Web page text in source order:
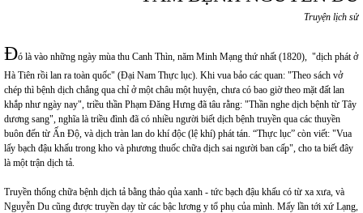
Truyện lịch sử
Đó là vào những ngày mùa thu Canh Thìn, năm Minh Mạng thứ nhất (1820), "dịch phát ở
Hà Tiên rồi lan ra toàn quốc" (Đại Nam Thực lục). Khi vua bảo các quan: "Theo sách vở
chép thì bệnh dịch chẳng qua chỉ ở một châu một huyện, chưa có bao giờ theo mặt đất lan
khắp như ngày nay", triều thần Phạm Đăng Hưng đã tâu rằng: "Thần nghe dịch bệnh từ Tây
dương sang", nghĩa là triều đình đã có nhiều người biết dịch bệnh truyền qua các thuyền
buôn đến từ Ấn Độ, và dịch tràn lan do khí độc (lệ khí) phát tán. “Thực lục” còn viết: "Vua
lấy bạch đậu khấu trong kho và phương thuốc chữa dịch sai người ban cấp", cho ta biết đây
là một trận dịch tả.
Truyền thống chữa bệnh dịch tả bằng thảo qủa xanh - tức bạch đậu khấu có từ xa xưa, và
Nguyễn Du cũng được truyền dạy từ các bậc lương y tổ phụ của mình. Mấy lần tới xứ Lạng,